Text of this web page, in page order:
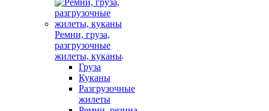
Ремни, груза,
разгрузочные
жилеты, куканы
Груза
Куканы
Разгрузочные
жилеты